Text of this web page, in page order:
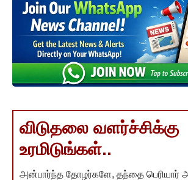
விடுதலை வளர்ச்சிக்கு
உரமிடுங்கள்..
அன்பார்ந்த தோழர்களே, தந்தை பெரியார்